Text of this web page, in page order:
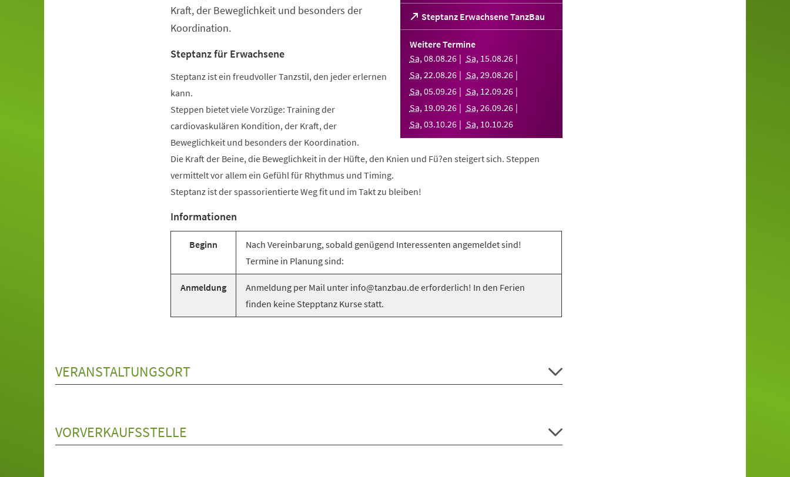
Steptanz Erwachsene TanzBau
(Öffnet
in
einem
Tab)
Weitere Termine
Sa,08.08.26 Sa, 15.08.26
Sa,22.08.26 Sa,29.08.26
Sa,05.09.26 Sa, 12.09.26
Sa, 19.09.26 Sa,26.09.26
Sa,03.10.26 Sa, 10.10.26
Kraft, der Beweglichkeit und besonders der
Koordination.
Steptanz für Erwachsene
Steptanz ist ein freudvoller Tanzstil, den jeder erlernen
kann.
Steppen bietet viele Vorzüge: Training der
cardiovaskulären Kondition, der Kraft, der
Beweglichkeit und besonders der Koordination.
Die Kraft der Beine, die Beweglichkeit in der Hüfte, den Knien und Fü?en steigert sich. Steppen
vermittelt vor allem ein Gefühl für Rhythmus und Timing.
Steptanz ist der spassorientierte Weg fit und im Takt zu bleiben!
Informationen
Beginn
Nach Vereinbarung, sobald genügend Interessenten angemeldet sind!
Termine in Planung sind:
Anmeldung
Anmeldung per Mail unter info@tanzbau.de erforderlich! In den Ferien
finden keine Stepptanz Kurse statt.
VERANSTALTUNGSORT
VORVERKAUFSSTELLE